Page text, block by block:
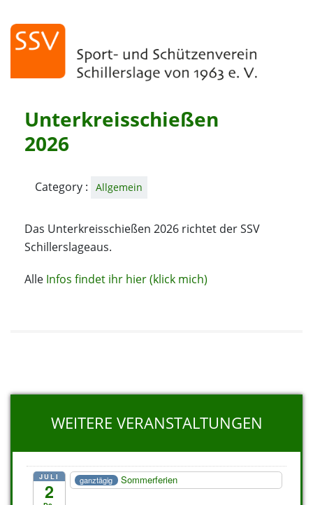
Unterkreisschießen
2026
Category : Allgemein
Das Unterkreisschießen 2026 richtet der SSV
Schillerslageaus.
Alle Infos findet ihr hier (klick mich)
WEITERE VERANSTALTUNGEN
JULI
2
ganztägig Sommerferien